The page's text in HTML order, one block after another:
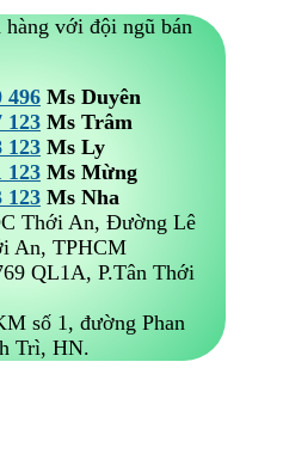
với đội ngũ bán
496 Ms Duyên
123 Ms Trâm
123 Ms Ly
123 Ms Mừng
123 Ms Nha
Thới An, Đường Lê
An, TPHCM
QL1A, P.Tân Thới
số 1, đường Phan
Trì, HN.